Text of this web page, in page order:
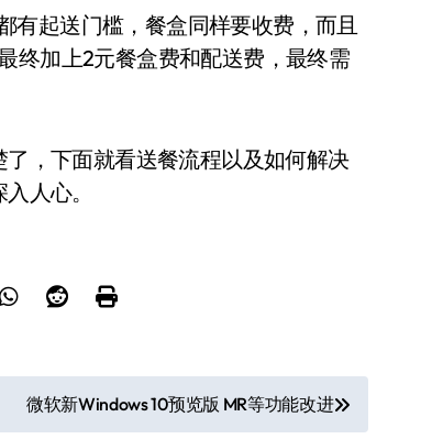
有起送门槛，餐盒同样要收费，而且
终加上2元餐盒费和配送费，最终需
，下面就看送餐流程以及如何解决
人心。
微软新Windows 10预览版 MR等功能改进